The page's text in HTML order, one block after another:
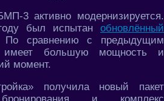
3 активно модернизируется.
был испытан обновлённый
сравнению с предыдущим
имеет большую мощность и
момент.
получила новый пакет